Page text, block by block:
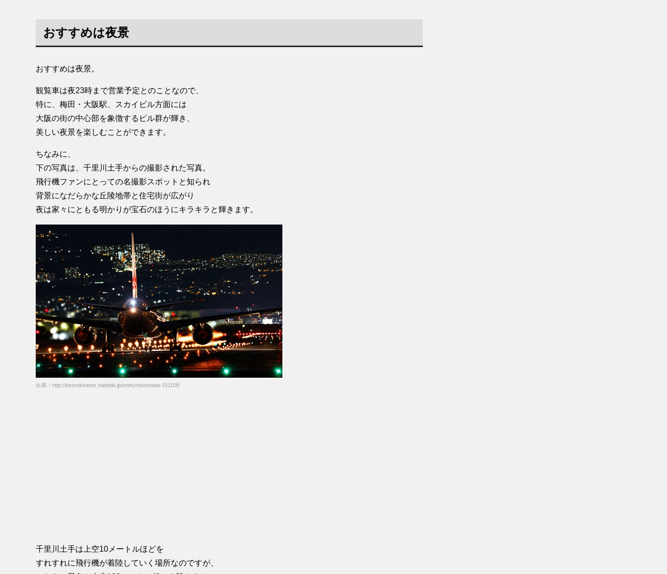
おすすめは夜景
おすすめは夜景。
観覧車は夜23時まで営業予定とのことなので、
特に、梅田・大阪駅、スカイビル方面には
大阪の街の中心部を象徴するビル群が輝き、
美しい夜景を楽しむことができます。
ちなみに、
下の写真は、千里川土手からの撮影された写真。
飛行機ファンにとっての名撮影スポットと知られ
背景になだらかな丘陵地帯と住宅街が広がり
夜は家々にともる明かりが宝石のほうにキラキラと輝きます。
出典：http://torendonews.hateblo.jp/entry/newsneta-151108
千里川土手は上空10メートルほどを
すれすれに飛行機が着陸していく場所なのですが、